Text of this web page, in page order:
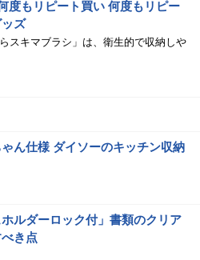
度もリピート買い 何度もリピー
ズ
スキマブラシ」は、衛生的で収納しや
ん仕様 ダイソーのキッチン収納
ホルダーロック付」書類のクリア
き点